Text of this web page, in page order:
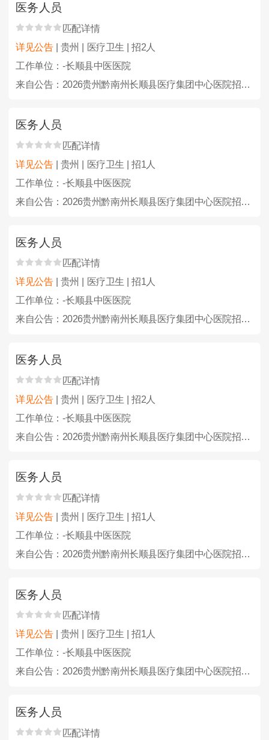
医务人员
匹配详情
详见公告 | 贵州 | 医疗卫生 | 招2人
工作单位：-长顺县中医医院
来自公告：2026贵州黔南州长顺县医疗集团中心医院招聘备案编制人员24人简章
医务人员
匹配详情
详见公告 | 贵州 | 医疗卫生 | 招1人
工作单位：-长顺县中医医院
来自公告：2026贵州黔南州长顺县医疗集团中心医院招聘备案编制人员24人简章
医务人员
匹配详情
详见公告 | 贵州 | 医疗卫生 | 招1人
工作单位：-长顺县中医医院
来自公告：2026贵州黔南州长顺县医疗集团中心医院招聘备案编制人员24人简章
医务人员
匹配详情
详见公告 | 贵州 | 医疗卫生 | 招2人
工作单位：-长顺县中医医院
来自公告：2026贵州黔南州长顺县医疗集团中心医院招聘备案编制人员24人简章
医务人员
匹配详情
详见公告
| 贵州 | 医疗卫生 | 招1人
工作单位：-长顺县中医医院
来自公告：2026贵州黔南州长顺县医疗集团中心医院招聘备案编制人员24人简章
医务人员
匹配详情
详见公告
| 贵州 | 医疗卫生 | 招1人
工作单位：-长顺县中医医院
来自公告：2026贵州黔南州长顺县医疗集团中心医院招聘备案编制人员24人简章
医务人员
匹配详情